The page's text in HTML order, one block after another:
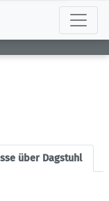
über Dagstuhl